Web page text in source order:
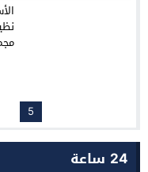
5
24 ساعة